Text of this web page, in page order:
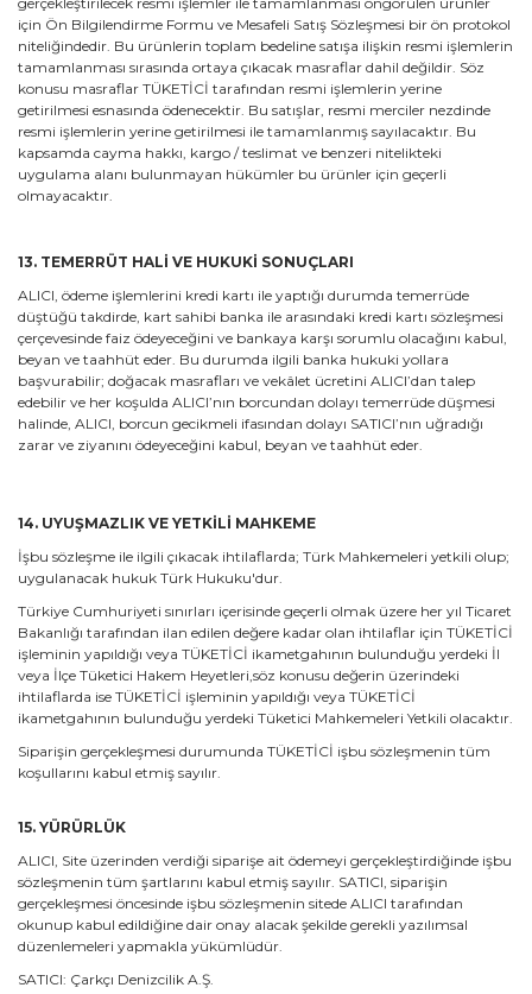
için Ön Bilgilendirme Formu ve Mesafeli Satış Sözleşmesi bir ön protokol
niteliğindedir. Bu ürünlerin toplam bedeline satışa ilişkin resmi işlemlerin
tamamlanması sırasında ortaya çıkacak masraflar dahil değildir. Söz
konusu masraflar TÜKETİCİ tarafından resmi işlemlerin yerine
getirilmesi esnasında ödenecektir. Bu satışlar, resmi merciler nezdinde
resmi işlemlerin yerine getirilmesi ile tamamlanmış sayılacaktır. Bu
kapsamda cayma hakkı, kargo / teslimat ve benzeri nitelikteki
uygulama alanı bulunmayan hükümler bu ürünler için geçerli
olmayacaktır.
13. TEMERRÜT HALİ VE HUKUKİ SONUÇLARI
ALICI, ödeme işlemlerini kredi kartı ile yaptığı durumda temerrüde
düştüğü takdirde, kart sahibi banka ile arasındaki kredi kartı sözleşmesi
çerçevesinde faiz ödeyeceğini ve bankaya karşı sorumlu olacağını kabul,
beyan ve taahhüt eder. Bu durumda ilgili banka hukuki yollara
başvurabilir; doğacak masrafları ve vekâlet ücretini ALICI’dan talep
edebilir ve her koşulda ALICI’nın borcundan dolayı temerrüde düşmesi
halinde, ALICI, borcun gecikmeli ifasından dolayı SATICI’nın uğradığı
zarar ve ziyanını ödeyeceğini kabul, beyan ve taahhüt eder.
14. UYUŞMAZLIK VE YETKİLİ MAHKEME
İşbu sözleşme ile ilgili çıkacak ihtilaflarda; Türk Mahkemeleri yetkili olup;
uygulanacak hukuk Türk Hukuku'dur.
Türkiye Cumhuriyeti sınırları içerisinde geçerli olmak üzere her yıl Ticaret
Bakanlığı tarafından ilan edilen değere kadar olan ihtilaflar için TÜKETİCİ
işleminin yapıldığı veya TÜKETİCİ ikametgahının bulunduğu yerdeki İl
veya İlçe Tüketici Hakem Heyetleri,söz konusu değerin üzerindeki
ihtilaflarda ise TÜKETİCİ işleminin yapıldığı veya TÜKETİCİ
ikametgahının bulunduğu yerdeki Tüketici Mahkemeleri Yetkili olacaktır.
Siparişin gerçekleşmesi durumunda TÜKETİCİ işbu sözleşmenin tüm
koşullarını kabul etmiş sayılır.
15. YÜRÜRLÜK
ALICI, Site üzerinden verdiği siparişe ait ödemeyi gerçekleştirdiğinde işbu
sözleşmenin tüm şartlarını kabul etmiş sayılır. SATICI, siparişin
gerçekleşmesi öncesinde işbu sözleşmenin sitede ALICI tarafından
okunup kabul edildiğine dair onay alacak şekilde gerekli yazılımsal
düzenlemeleri yapmakla yükümlüdür.
SATICI: Çarkçı Denizcilik A.Ş.